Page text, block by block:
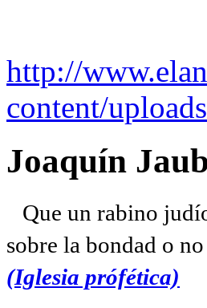
http://
content/
Joaquín
Que un rabino
sobre la bondad o
(Iglesia prófética)